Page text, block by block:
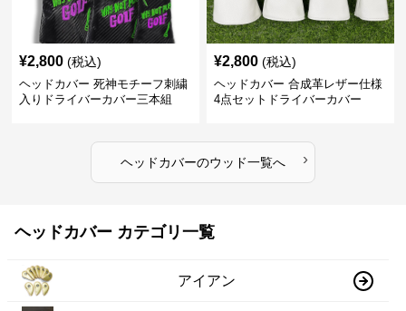
¥2,800 (税込)
ヘッドカバー 死神モチーフ刺繍
入りドライバーカバー三本組
¥2,800 (税込)
ヘッドカバー 合成革レザー仕様
4点セットドライバーカバー
ヘッドカバーのウッド一覧へ ›
ヘッドカバー カテゴリ一覧
アイアン